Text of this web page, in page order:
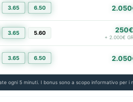
3.65 6.50
3.65 5.60 250€
+ 2.000€
3.65 6.50
ogni 5 minuti. I bonus sono a scopo informativo per i